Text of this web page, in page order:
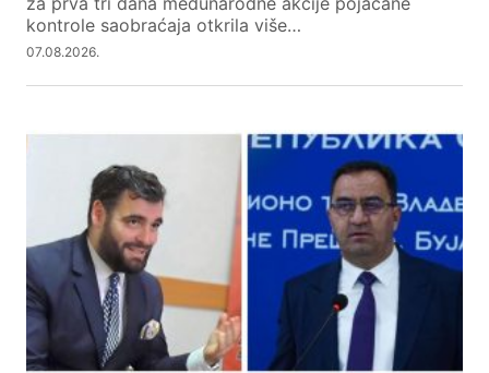
kontrole saobraćaja otkrila više…
07.08.2026.